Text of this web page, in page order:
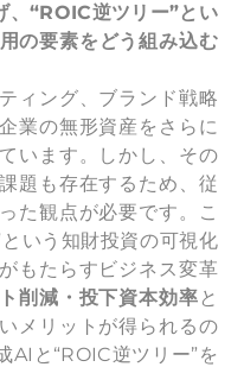
、“ROIC逆ツリー”とい
の要素をどう組み込む
ィング、ブランド戦略
業の無形資産をさらに
います。しかし、その
題も存在するため、従
た観点が必要です。こ
いう知財投資の可視化
もたらすビジネス変革
削減・投下資本効率 と
メリットが得られるの
AIと“ROIC逆ツリー”を